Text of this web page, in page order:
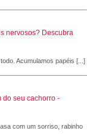
nervosos? Descubra
Acumulamos papéis [...]
do seu cachorro -
com um sorriso, rabinho